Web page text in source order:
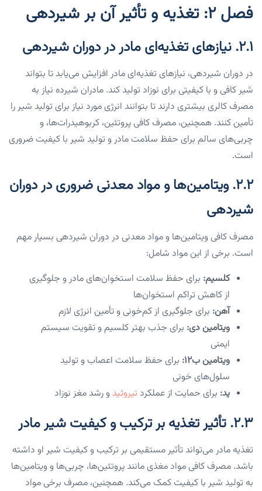
فصل ۲: تغذیه و تأثیر آن بر شیردهی
۲.۱. نیازهای تغذیه‌ای مادر در دوران شیردهی
در دوران شیردهی، نیازهای تغذیه‌ای مادر افزایش می‌یابد تا بتواند
شیر کافی و با کیفیتی برای نوزاد تولید کند. مادران شیرده نیاز به
مصرف کالری بیشتری دارند تا بتوانند انرژی مورد نیاز برای تولید شیر را
تأمین کنند. همچنین، مصرف کافی پروتئین، کربوهیدرات‌ها، و
چربی‌های سالم برای حفظ سلامت مادر و تولید شیر با کیفیت ضروری
است.
۲.۲. ویتامین‌ها و مواد معدنی ضروری در دوران
شیردهی
مصرف کافی ویتامین‌ها و مواد معدنی در دوران شیردهی بسیار مهم
است. برخی از این مواد شامل:
کلسیم: برای حفظ سلامت استخوان‌های مادر و جلوگیری
از کاهش تراکم استخوان‌ها
آهن: برای جلوگیری از کم‌خونی و تأمین انرژی لازم
ویتامین دی: برای جذب بهتر کلسیم و تقویت سیستم
ایمنی
ویتامین ب12:
برای حفظ سلامت اعصاب و تولید
سلول‌های خونی
ید: برای حمایت از عملکرد تیروئید و رشد مغز نوزاد
۲.۳. تأثیر تغذیه بر ترکیب و کیفیت شیر مادر
تغذیه مادر می‌تواند تأثیر مستقیمی بر ترکیب و کیفیت شیر او داشته
باشد. مصرف کافی مواد مغذی مانند پروتئین‌ها، چربی‌ها و ویتامین‌ها
به تولید شیر با کیفیت کمک می‌کند. همچنین، مصرف برخی مواد